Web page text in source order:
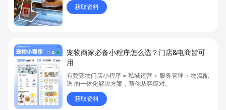
获取资料
宠物商家必备小程序怎么选？门店&电商皆可
用
有赞宠物门店小程序 = 私域运营 + 服务管理 + 物流配
送 的一体化解决方案，帮你从容应对。
获取资料